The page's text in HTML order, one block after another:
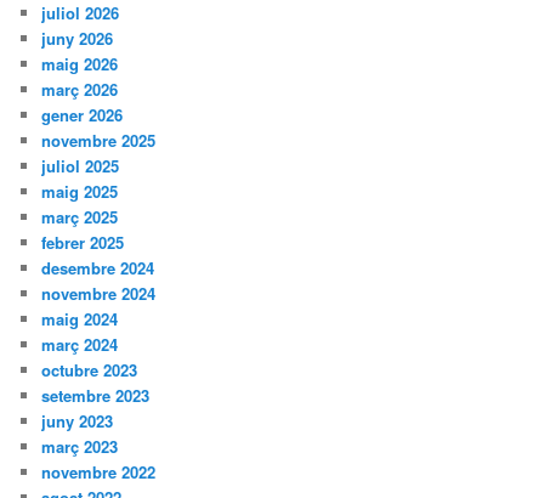
juliol 2026
juny 2026
maig 2026
març 2026
gener 2026
novembre 2025
juliol 2025
maig 2025
març 2025
febrer 2025
desembre 2024
novembre 2024
maig 2024
març 2024
octubre 2023
setembre 2023
juny 2023
març 2023
novembre 2022